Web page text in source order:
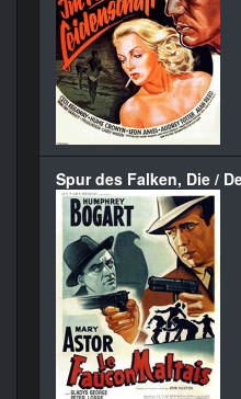
Spur des Falken, Die /